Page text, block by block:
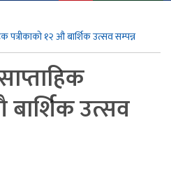
पत्रीकाको १२ औ बार्शिक उत्सव सम्पन्न
बार्शिक उत्सव